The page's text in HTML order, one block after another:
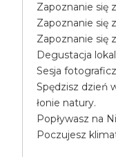
Zapoznanie się
Zapoznanie się
Zapoznanie się
Degustacja
Sesja
Spędzisz dzień
łonie natury.
Popływasz na
Poczujesz